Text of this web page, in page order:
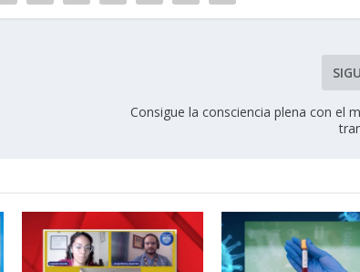
Consigue la consciencia plena con el